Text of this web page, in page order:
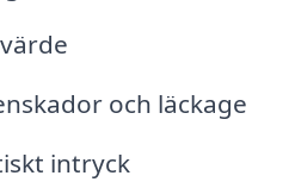
och läckage
intryck